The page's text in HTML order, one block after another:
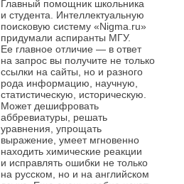
Главный помощник школьника
и студента. Интеллектуальную
поисковую систему «Nigma.ru»
придумали аспиранты МГУ.
Ее главное отличие — в ответ
на запрос вы получите не только
ссылки на сайты, но и разного
рода информацию, научную,
статистическую, историческую.
Может дешифровать
аббревиатуры, решать
уравнения, упрощать
выражение, умеет мгновенно
находить химические реакции
и исправлять ошибки не только
на русском, но и на английском